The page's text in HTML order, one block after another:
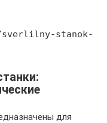
stanok-
для